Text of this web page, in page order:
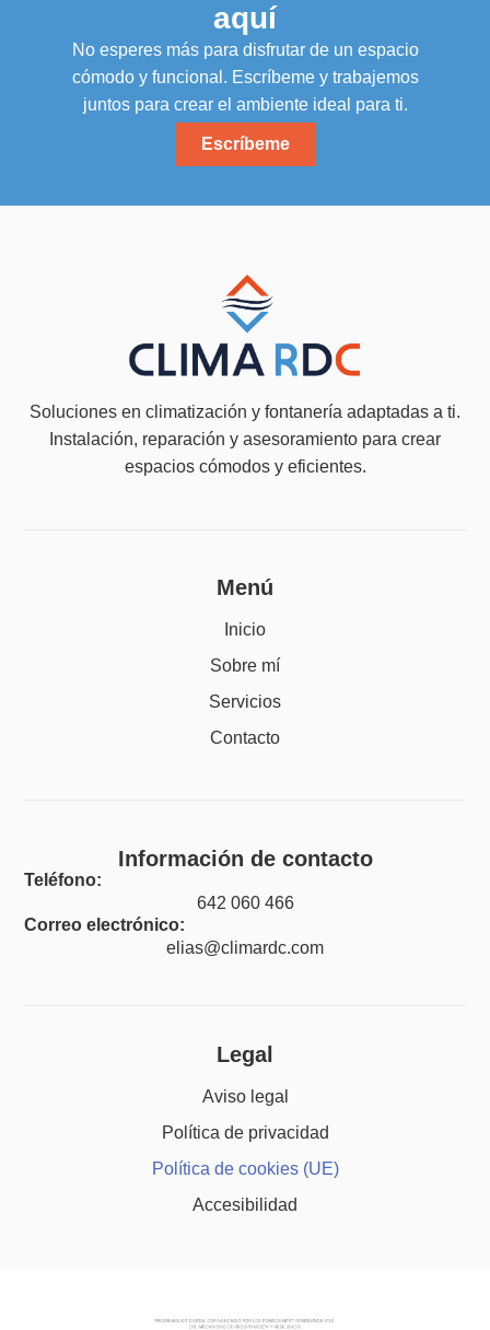
aquí
No esperes más para disfrutar de un espacio
cómodo y funcional. Escríbeme y trabajemos
juntos para crear el ambiente ideal para ti.
Escríbeme
Soluciones en climatización y fontanería adaptadas a ti.
Instalación, reparación y asesoramiento para crear
espacios cómodos y eficientes.
Menú
Inicio
Sobre mí
Servicios
Contacto
Información de contacto
Teléfono:
642 060 466
Correo electrónico:
elias@climardc.com
Legal
Aviso legal
Política de privacidad
Política de cookies (UE)
Accesibilidad